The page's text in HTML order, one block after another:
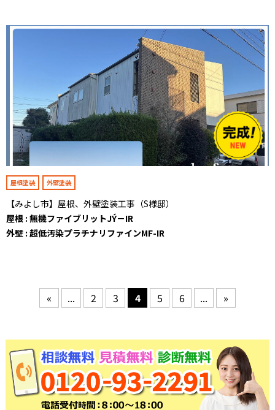
屋根塗装 外壁塗装
【みよし市】屋根、外壁塗装工事（S様邸）
屋根 : 無機ファイブリットJÝ－IR
外壁 : 超低汚染プラチナリファインMF-IR
« ... 2 3 4 5 6 ... »